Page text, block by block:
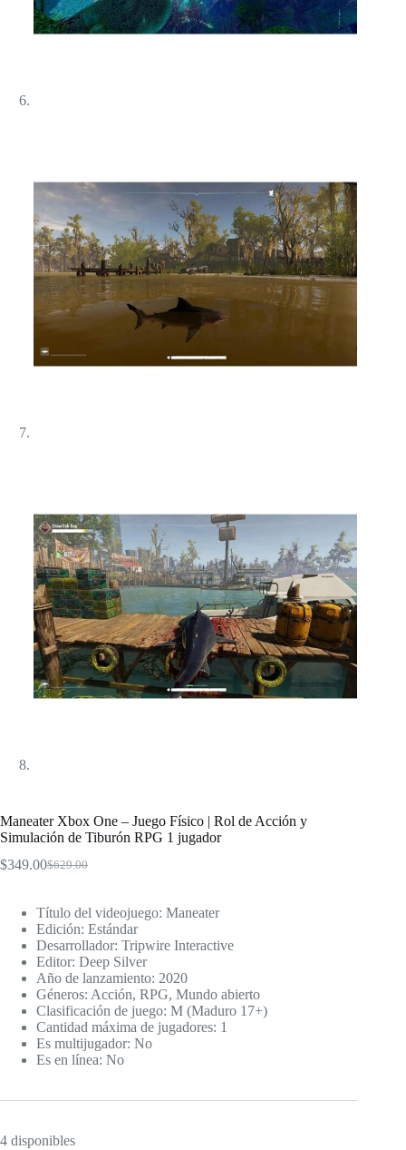
Maneater Xbox One – Juego Físico | Rol de Acción y
Simulación de Tiburón RPG 1 jugador
$629.00
El
original
era:
$629.00.
$349.00El
actual
es:
$349.00.
Título del videojuego: Maneater
Edición: Estándar
Desarrollador: Tripwire Interactive
Editor: Deep Silver
Año de lanzamiento: 2020
Géneros: Acción, RPG, Mundo abierto
Clasificación de juego: M (Maduro 17+)
Cantidad máxima de jugadores: 1
Es multijugador: No
Es en línea: No
4 disponibles